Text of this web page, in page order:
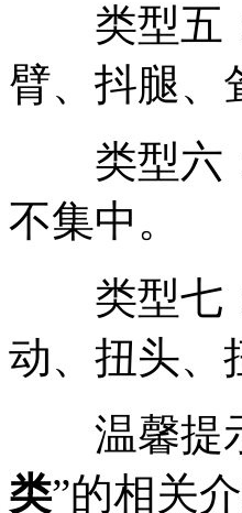
类型五：
臂、抖腿、
类型六：
不集中。
类型七：
动、扭头、
温馨提示
类”的相关